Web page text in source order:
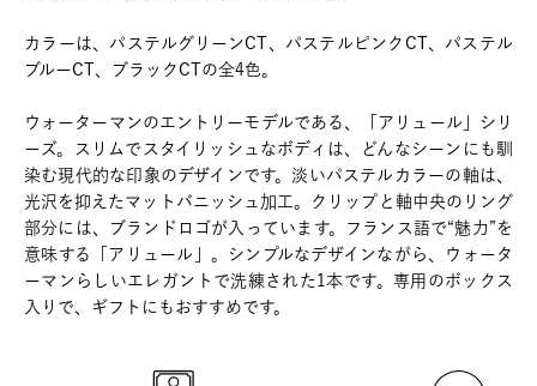
カラーは、パステルグリーンCT、パステルピンクCT、パステル
ブルーCT、ブラックCTの全4色。
ウォーターマンのエントリーモデルである、「アリュール」シリ
ーズ。スリムでスタイリッシュなボディは、どんなシーンにも馴
染む現代的な印象のデザインです。淡いパステルカラーの軸は、
光沢を抑えたマットバニッシュ加工。クリップと軸中央のリング
部分には、ブランドロゴが入っています。フランス語で“魅力”を
意味する「アリュール」。シンプルなデザインながら、ウォータ
ーマンらしいエレガントで洗練された1本です。専用のボックス
入りで、ギフトにもおすすめです。